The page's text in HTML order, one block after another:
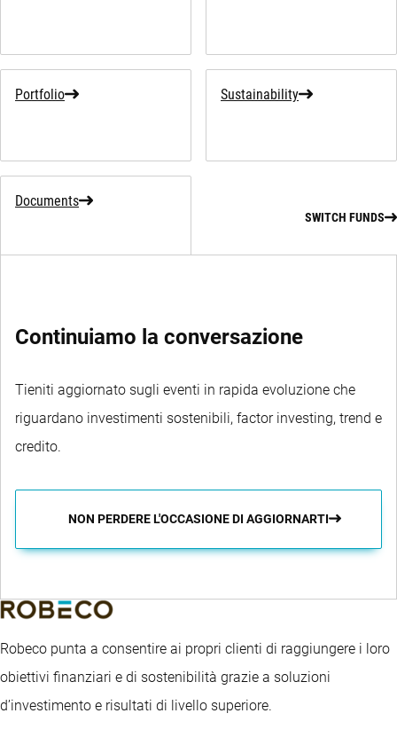
Portfolio Sustainability
Documents
SWITCH FUNDS
Continuiamo la conversazione
Tieniti aggiornato sugli eventi in rapida evoluzione che
riguardano investimenti sostenibili, factor investing, trend e
credito.
NON PERDERE L'OCCASIONE DI AGGIORNARTI
Robeco punta a consentire ai propri clienti di raggiungere i loro
obiettivi finanziari e di sostenibilità grazie a soluzioni
d’investimento e risultati di livello superiore.